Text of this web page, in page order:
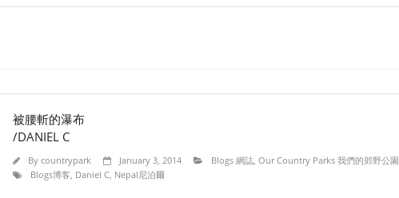
被腰斬的瀑布
/DANIEL C
By countrypark January 3, 2014 Blogs 網誌, Our Country Parks 我們的郊野公園
Blogs博客, Daniel C, Nepal尼泊爾